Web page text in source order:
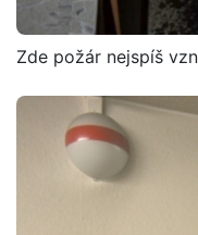
Zde požár nejspíš